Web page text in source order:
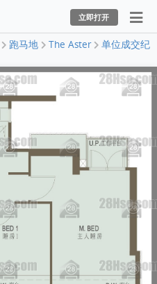
立即打开
跑马地 The Aster
单位成交纪